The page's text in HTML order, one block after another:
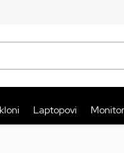
BESPLATNA ISPORUKA
Laptopovi